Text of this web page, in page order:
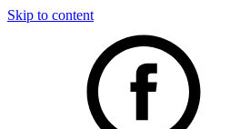
Skip to content